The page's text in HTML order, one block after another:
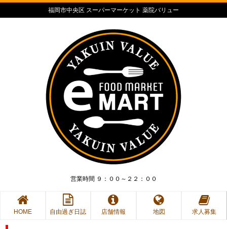
福岡市中央区 スーパーマーケット 薬院バリュー
営業時間 ９：００～２２：００
HOME 自由過ぎ日誌 店舗情報 地図 求人募集